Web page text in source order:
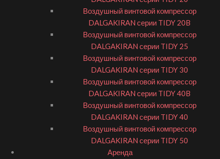
Воздушный винтовой компрессор
DALGAKIRAN серии TIDY 20B
Воздушный винтовой компрессор
DALGAKIRAN серии TIDY 25
Воздушный винтовой компрессор
DALGAKIRAN серии TIDY 30
Воздушный винтовой компрессор
DALGAKIRAN серии TIDY 40B
Воздушный винтовой компрессор
DALGAKIRAN серии TIDY 40
Воздушный винтовой компрессор
DALGAKIRAN серии TIDY 50
Аренда